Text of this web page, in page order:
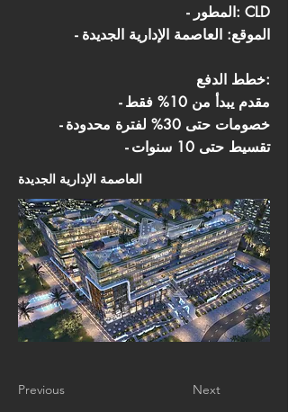
- المطور: CLD
- الموقع: العاصمة الإدارية الجديدة
خطط الدفع:
- مقدم يبدأ من 10% فقط
- خصومات حتى 30% لفترة محدودة
- تقسيط حتى 10 سنوات
العاصمة الإدارية الجديدة
Previous Next